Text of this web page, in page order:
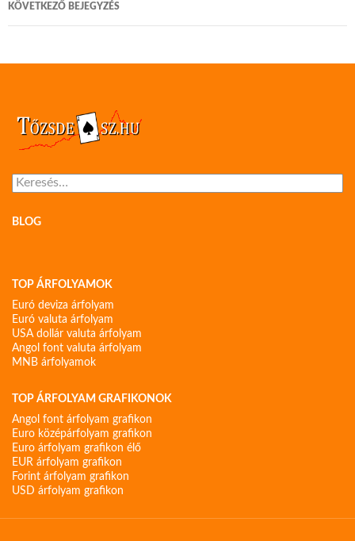
KÖVETKEZŐ BEJEGYZÉS
Keresés:
BLOG
TOP ÁRFOLYAMOK
Euró deviza árfolyam
Euró valuta árfolyam
USA dollár valuta árfolyam
Angol font valuta árfolyam
MNB árfolyamok
TOP ÁRFOLYAM GRAFIKONOK
Angol font árfolyam grafikon
Euro középárfolyam grafikon
Euro árfolyam grafikon élő
EUR árfolyam grafikon
Forint árfolyam grafikon
USD árfolyam grafikon